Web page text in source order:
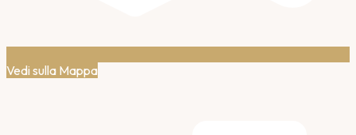
Vedi sulla Mappa